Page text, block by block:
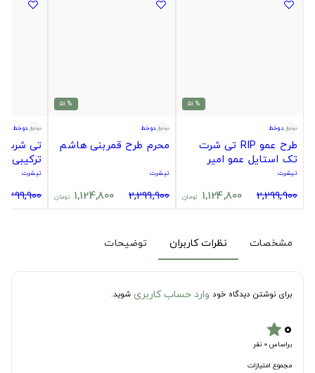
% 51
دوخط
طرح عمو RIP تی شرت
تک استایل عمو امیر
تعداد محدود!!!
تیشرت
2,299,900
1,124,800 تومان
% 51
دوخط
محرم طرح قمربنی هاشم
تیشرت
2,299,900
1,124,800 تومان
دوخط
تی شرت
ترکیبی
تیشرت
2,299,900
مشخصات نظرات کاربران توضیحات
برای نوشتن دیدگاه خود وارد حساب کاربری شوید.
۰star
براساس 0 نفر
مجموع امتیازات